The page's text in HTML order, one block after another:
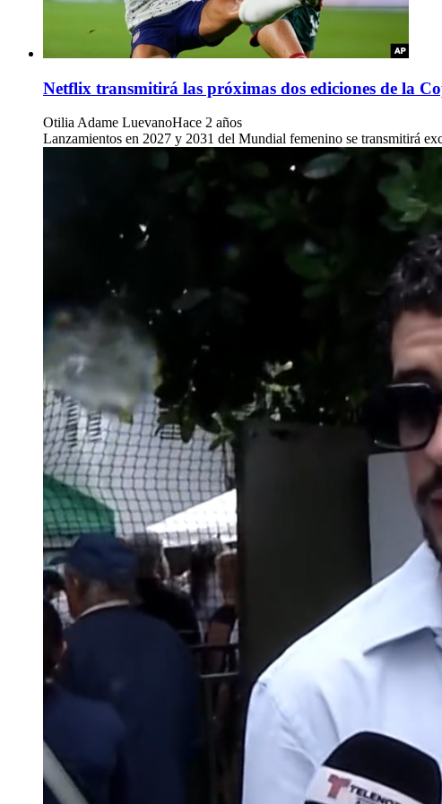
Netflix transmitirá las próximas dos ediciones de la
Otilia Adame LuevanoHace 2 años
Lanzamientos en 2027 y 2031 del Mundial femenino se transmitirá